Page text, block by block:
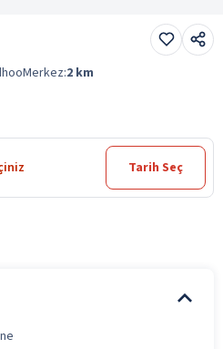
Merkez:2 km
Tarih Seç